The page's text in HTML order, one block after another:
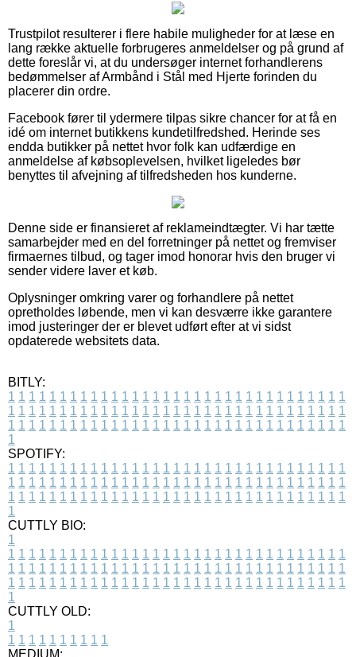
Trustpilot resulterer i flere habile muligheder for at læse en
lang række aktuelle forbrugeres anmeldelser og på grund af
dette foreslår vi, at du undersøger internet forhandlerens
bedømmelser af Armbånd i Stål med Hjerte forinden du
placerer din ordre.
Facebook fører til ydermere tilpas sikre chancer for at få en
idé om internet butikkens kundetilfredshed. Herinde ses
endda butikker på nettet hvor folk kan udfærdige en
anmeldelse af købsoplevelsen, hvilket ligeledes bør
benyttes til afvejning af tilfredsheden hos kunderne.
Denne side er finansieret af reklameindtægter. Vi har tætte
samarbejder med en del forretninger på nettet og fremviser
firmaernes tilbud, og tager imod honorar hvis den bruger vi
sender videre laver et køb.
Oplysninger omkring varer og forhandlere på nettet
opretholdes løbende, men vi kan desværre ikke garantere
imod justeringer der er blevet udført efter at vi sidst
opdaterede websitets data.
BITLY:
1 1 1 1 1 1 1 1 1 1 1 1 1 1 1 1 1 1 1 1 1 1 1 1 1 1 1 1 1 1 1 1 1
1 1 1 1 1 1 1 1 1 1 1 1 1 1 1 1 1 1 1 1 1 1 1 1 1 1 1 1 1 1 1 1 1
1 1 1 1 1 1 1 1 1 1 1 1 1 1 1 1 1 1 1 1 1 1 1 1 1 1 1 1 1 1 1 1 1
1
SPOTIFY:
1 1 1 1 1 1 1 1 1 1 1 1 1 1 1 1 1 1 1 1 1 1 1 1 1 1 1 1 1 1 1 1 1
1 1 1 1 1 1 1 1 1 1 1 1 1 1 1 1 1 1 1 1 1 1 1 1 1 1 1 1 1 1 1 1 1
1 1 1 1 1 1 1 1 1 1 1 1 1 1 1 1 1 1 1 1 1 1 1 1 1 1 1 1 1 1 1 1 1
1
CUTTLY BIO:
1
1 1 1 1 1 1 1 1 1 1 1 1 1 1 1 1 1 1 1 1 1 1 1 1 1 1 1 1 1 1 1 1 1
1 1 1 1 1 1 1 1 1 1 1 1 1 1 1 1 1 1 1 1 1 1 1 1 1 1 1 1 1 1 1 1 1
1 1 1 1 1 1 1 1 1 1 1 1 1 1 1 1 1 1 1 1 1 1 1 1 1 1 1 1 1 1 1 1 1
1
CUTTLY OLD:
1
1 1 1 1 1 1 1 1 1 1
MEDIUM: